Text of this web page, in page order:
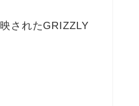
されたGRIZZLY